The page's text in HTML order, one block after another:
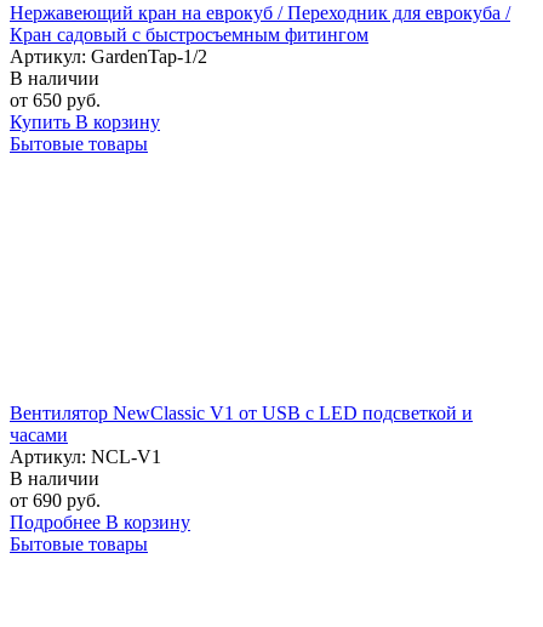
Нержавеющий кран на еврокуб / Переходник для еврокуба /
Кран садовый с быстросъемным фитингом
Артикул: GardenTap-1/2
В наличии
от 650 руб.
Купить В корзину
Бытовые товары
Вентилятор NewClassic V1 от USB с LED подсветкой и
часами
Артикул: NCL-V1
В наличии
от 690 руб.
Подробнее В корзину
Бытовые товары